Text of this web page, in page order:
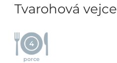
Tvarohová vejce
4
porce